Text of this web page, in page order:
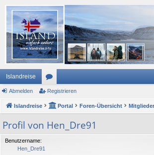
Islandreise
or
en
Abmelden Registrieren
Islandreise Portal Foren-Übersicht Mitglieder
Profil von Hen_Dre91
Benutzername:
Hen_Dre91